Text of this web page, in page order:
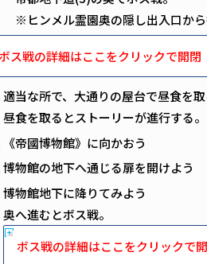
※ヒンメル霊園奥の隠し出入口か
ス戦の詳細はここをクリックで開閉
適当な所で、大通りの屋台で昼食を取
昼食を取るとストーリーが進行する。
《帝國博物館》に向かおう
博物館の地下へ通じる扉を開けよう
博物館地下に降りてみよう
奥へ進むとボス戦。
ボス戦の詳細はここをクリックで